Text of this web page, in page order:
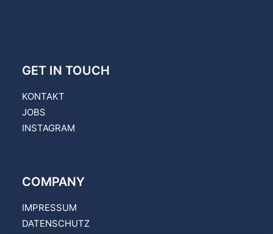
GET IN TOUCH
KONTAKT
JOBS
INSTAGRAM
COMPANY
IMPRESSUM
DATENSCHUTZ